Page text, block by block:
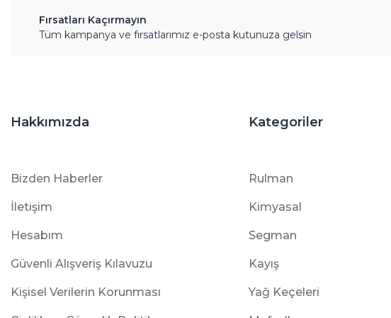
Fırsatları Kaçırmayın
Tüm kampanya ve fırsatlarımız e-posta kutunuza gelsin
Hakkımızda
Bizden Haberler
İletişim
Hesabım
Güvenli Alışveriş Kılavuzu
Kişisel Verilerin Korunması
Kategoriler
Rulman
Kimyasal
Segman
Kayış
Yağ Keçeleri